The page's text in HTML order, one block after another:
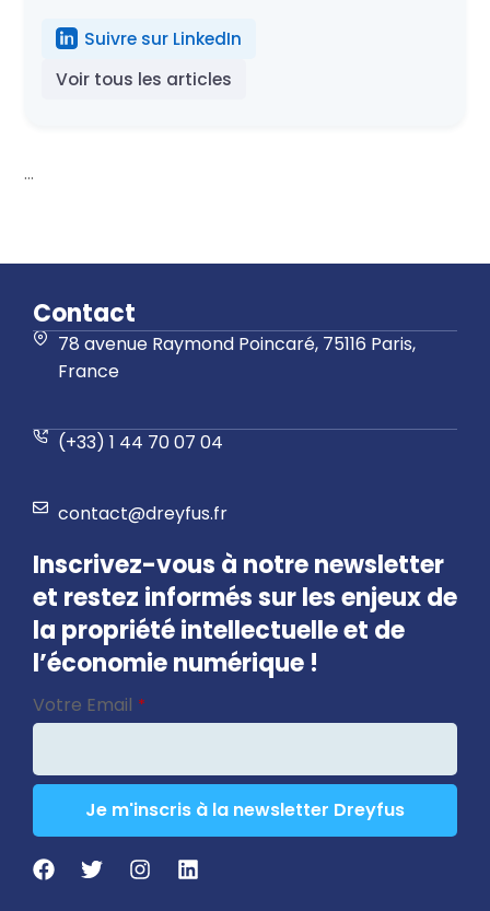
Suivre sur LinkedIn
Voir tous les articles
...
Contact
78 avenue Raymond Poincaré, 75116 Paris,
France
(+33) 1 44 70 07 04
contact@dreyfus.fr
Inscrivez-vous à notre newsletter
et restez informés sur les enjeux de
la propriété intellectuelle et de
l’économie numérique !
Contact
Email *
Votre Email *
Je m'inscris à la newsletter Dreyfus